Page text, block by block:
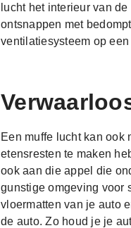
lucht het interieur van
ontsnappen met
ventilatiesysteem op
Een muffe lucht kan ook
etensresten te maken
ook aan die appel die
gunstige omgeving voor
vloermatten van je auto
de auto. Zo houd je je